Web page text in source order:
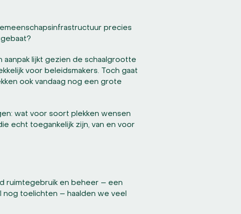
precies
lijkt gezien de schaalgrootte
voor beleidsmakers. Toch gaat
ook vandaag nog een grote
wat voor soort plekken wensen
echt toegankelijk zijn, van en voor
ruimtegebruik en beheer – een
toelichten – haalden we veel